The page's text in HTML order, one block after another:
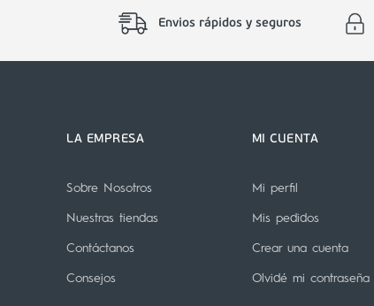
Envios rápidos y seguros
LA EMPRESA
Sobre Nosotros
Nuestras tiendas
Contáctanos
Consejos
MI CUENTA
Mi perfil
Mis pedidos
Crear una cuenta
Olvidé mi contraseña